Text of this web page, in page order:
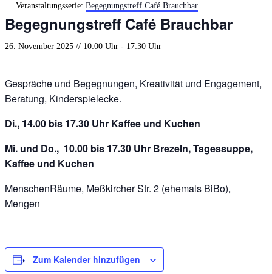
Veranstaltungsserie: Begegnungstreff Café Brauchbar
Begegnungstreff Café Brauchbar
26. November 2025 // 10:00 Uhr - 17:30 Uhr
Gespräche und Begegnungen, Kreativität und Engagement,
Beratung, Kinderspielecke.
Di., 14.00 bis 17.30 Uhr Kaffee und Kuchen
Mi. und Do., 10.00 bis 17.30 Uhr Brezeln, Tagessuppe,
Kaffee und Kuchen
MenschenRäume, Meßkircher Str. 2 (ehemals BiBo),
Mengen
Zum Kalender hinzufügen